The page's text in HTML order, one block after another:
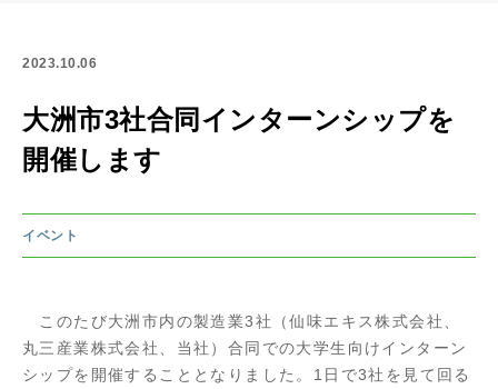
2023.10.06
大洲市3社合同インターンシップを
開催します
イベント
このたび大洲市内の製造業3社（仙味エキス株式会社、
丸三産業株式会社、当社）合同での大学生向けインターン
シップを開催することとなりました。1日で3社を見て回る